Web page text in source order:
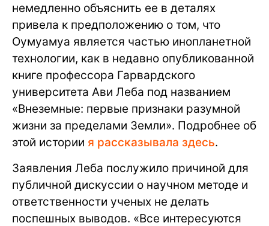
немедленно объяснить ее в деталях
привела к предположению о том, что
Оумуамуа является частью инопланетной
технологии, как в недавно опубликованной
книге профессора Гарвардского
университета Ави Леба под названием
«Внеземные: первые признаки разумной
жизни за пределами Земли». Подробнее об
этой истории я рассказывала здесь.
Заявления Леба послужило причиной для
публичной дискуссии о научном методе и
ответственности ученых не делать
поспешных выводов. «Все интересуются